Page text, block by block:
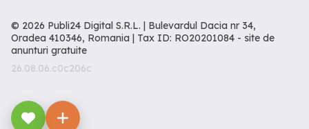
© 2026 Publi24 Digital S.R.L. | Bulevardul Dacia nr 34,
Oradea 410346, Romania | Tax ID: RO20201084 - site de
anunturi gratuite
26.08.06.c0c206c